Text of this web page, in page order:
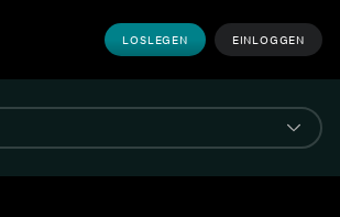
LOSLEGEN EINLOGGEN